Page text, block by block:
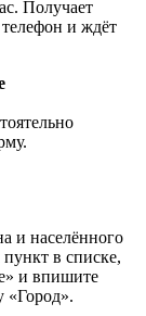
Получает
и ждёт
и населённого
в списке,
и впишите
«Город».